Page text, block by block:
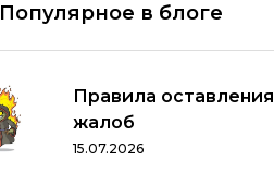
Популярное в блоге
Правила оставления
жалоб
15.07.2026